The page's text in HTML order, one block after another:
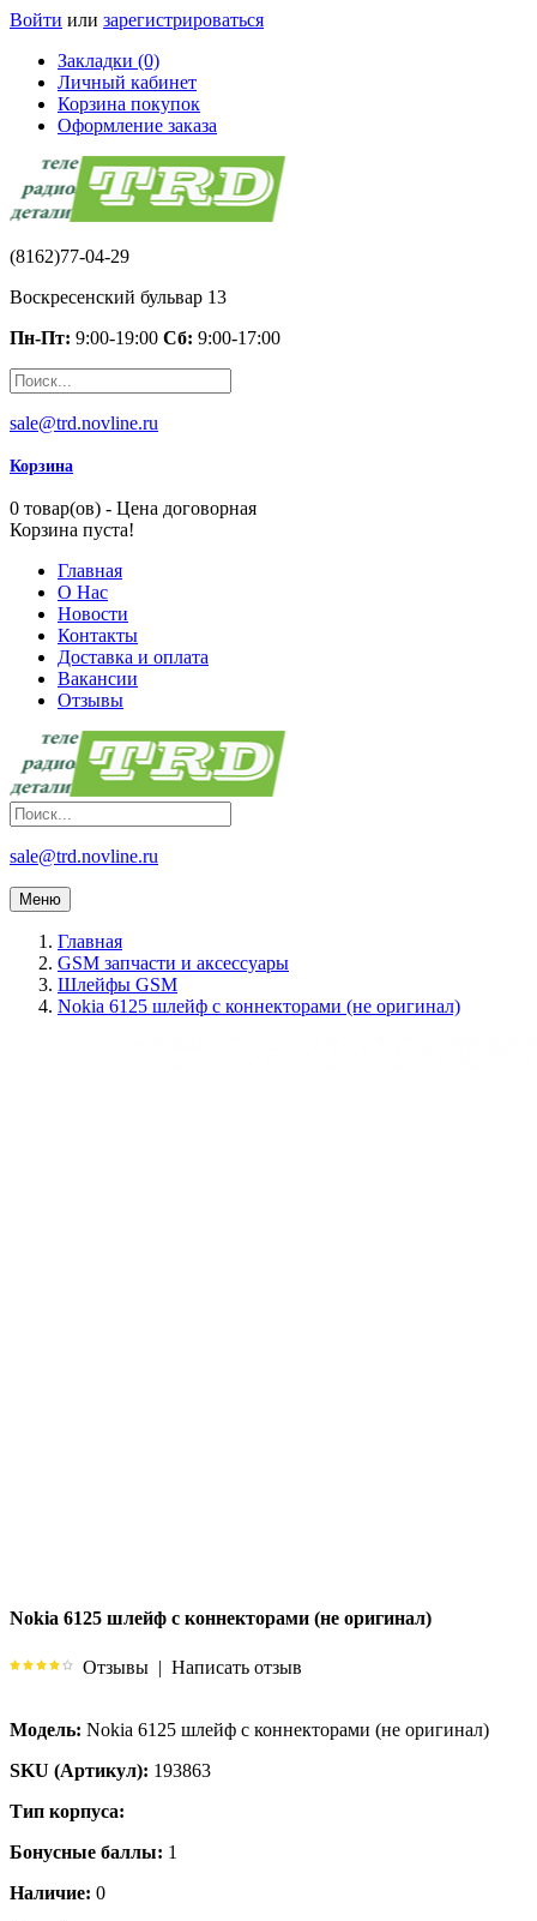
Войти или зарегистрироваться
Закладки (0)
Личный кабинет
Корзина покупок
Оформление заказа
(8162)77-04-29
Воскресенский бульвар 13
Пн-Пт: 9:00-19:00 Сб: 9:00-17:00
sale@trd.novline.ru
Корзина
0 товар(ов) - Цена договорная
Корзина пуста!
Главная
О Нас
Новости
Контакты
Доставка и оплата
Вакансии
Отзывы
sale@trd.novline.ru
Меню
Главная
GSM запчасти и аксессуары
Шлейфы GSM
Nokia 6125 шлейф c коннекторами (не оригинал)
Nokia 6125 шлейф c коннекторами (не оригинал)
Отзывы | Написать отзыв
Модель: Nokia 6125 шлейф c коннекторами (не оригинал)
SKU (Артикул): 193863
Тип корпуса:
Бонусные баллы: 1
Наличие: 0